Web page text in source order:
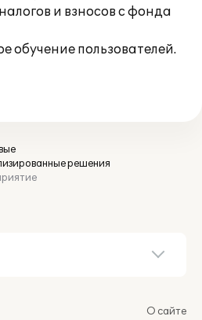
и взносов с фонда
обучение пользователей.
решения
О сайте